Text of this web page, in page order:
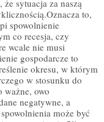
sytuacja za naszą
to,
spowolnienie
co recesja, czy
wcale nie musi
gospodarcze to
okresu, w którym
w stosunku do
ważne, owo
negatywne, a
może być